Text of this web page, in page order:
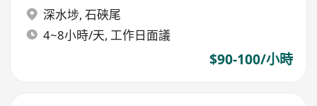
深水埗, 石硤尾
4~8小時/天, 工作日面議
$90-100/小時